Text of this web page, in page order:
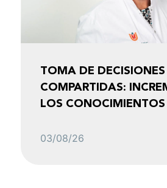
TOMA DE DECISIONES
COMPARTIDAS:
LOS
03/08/26